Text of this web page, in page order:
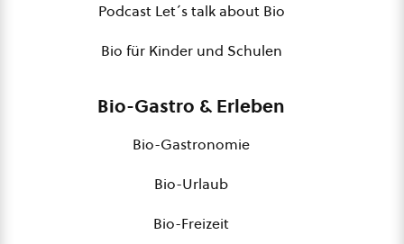
Podcast Let´s talk about Bio
Bio für Kinder und Schulen
Bio-Gastro & Erleben
Bio-Gastronomie
Bio-Urlaub
Bio-Freizeit